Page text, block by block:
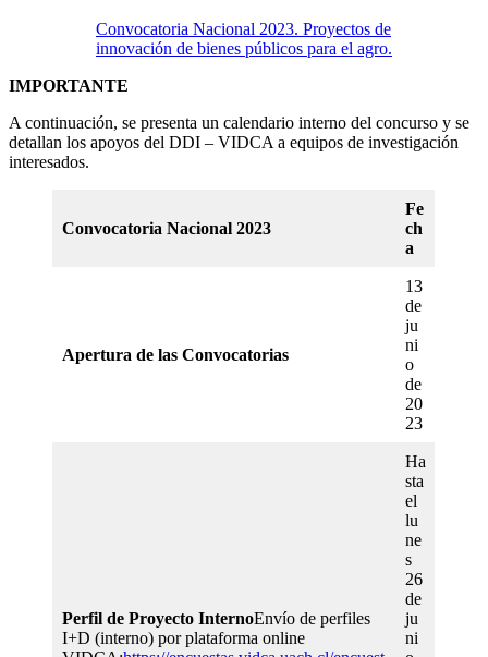
Convocatoria Nacional 2023. Proyectos de
innovación de bienes públicos para el agro.
IMPORTANTE
A continuación, se presenta un calendario interno del concurso y se
detallan los apoyos del DDI – VIDCA a equipos de investigación
interesados.
Convocatoria Nacional 2023
Fe
ch
a
Apertura de las Convocatorias
13
de
ju
ni
o
de
20
23
Perfil de Proyecto InternoEnvío de perfiles
I+D (interno) por plataforma online
Ha
sta
el
lu
ne
s
26
de
ju
ni